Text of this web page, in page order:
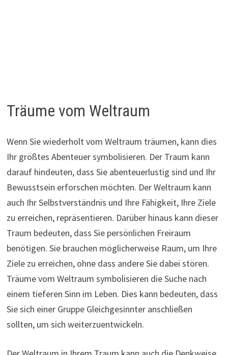
Träume vom Weltraum
Wenn Sie wiederholt vom Weltraum träumen, kann dies
Ihr größtes Abenteuer symbolisieren. Der Traum kann
darauf hindeuten, dass Sie abenteuerlustig sind und Ihr
Bewusstsein erforschen möchten. Der Weltraum kann
auch Ihr Selbstverständnis und Ihre Fähigkeit, Ihre Ziele
zu erreichen, repräsentieren. Darüber hinaus kann dieser
Traum bedeuten, dass Sie persönlichen Freiraum
benötigen. Sie brauchen möglicherweise Raum, um Ihre
Ziele zu erreichen, ohne dass andere Sie dabei stören.
Träume vom Weltraum symbolisieren die Suche nach
einem tieferen Sinn im Leben. Dies kann bedeuten, dass
Sie sich einer Gruppe Gleichgesinnter anschließen
sollten, um sich weiterzuentwickeln.